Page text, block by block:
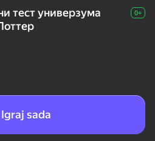
тест универзума
0+
Igraj sada